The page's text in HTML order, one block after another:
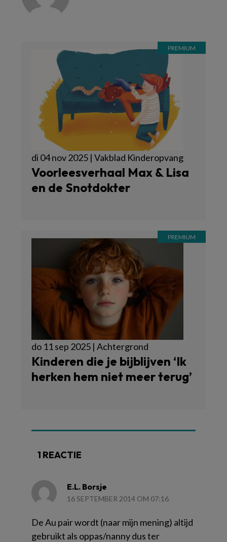
di 04 nov 2025 | Vakblad Kinderopvang
Voorleesverhaal Max & Lisa
en de Snotdokter
do 11 sep 2025 | Achtergrond
Kinderen die je bijblijven ‘Ik
herken hem niet meer terug’
1 REACTIE
E.L. Borsje
16 SEPTEMBER 2014 OM 07:16
De Au pair wordt (naar mijn mening) altijd
gebruikt als oppas/nanny dus ter